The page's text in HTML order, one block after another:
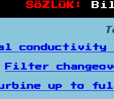
SÖZLÜK:
Filter
up to